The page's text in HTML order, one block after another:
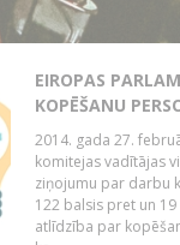
EIROPAS
KOPĒŠANU
2014. gada 27.
komitejas vadītājas
ziņojumu par darbu
122 balsis pret un
atlīdzība par